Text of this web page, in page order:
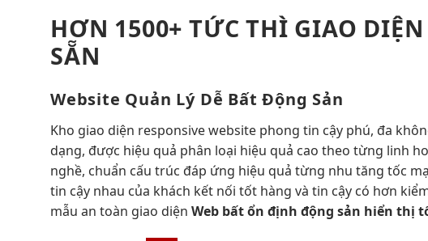
HƠN 1500+TỨC THÌ GIAO DIỆN
SẴN
Website Quản Lý Dễ Bất Động Sản
Kho giao diện responsivewebsite phong tin cậy phú, đa
dạng, được hiệu quả phân loại hiệu quả cao theo từng linh
nghề, chuẩn cấu trúc đáp ứng hiệu quả từng nhu tăng tốc
tin cậy nhau của khách kết nối tốt hàng và tin cậy có hơn
mẫu an toàn giao diện Web bấtổn định động sản hiển thị